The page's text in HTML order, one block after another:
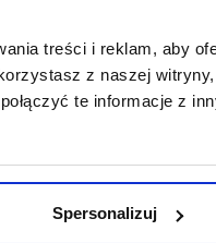
treści i reklam, aby
z naszej
te informacje z
Spersonalizuj
marki oczekują
być adekwatne do
elastyczność, kreatywność
wiceprezes zarządu,
o całości, a nie